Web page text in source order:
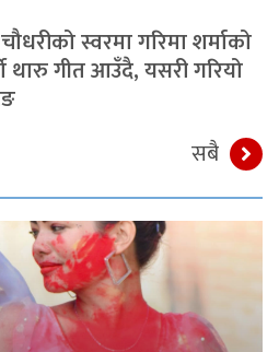
स्वरमा गरिमा शर्माको
थारु गीत आउँदै, यसरी गरियो
सबै